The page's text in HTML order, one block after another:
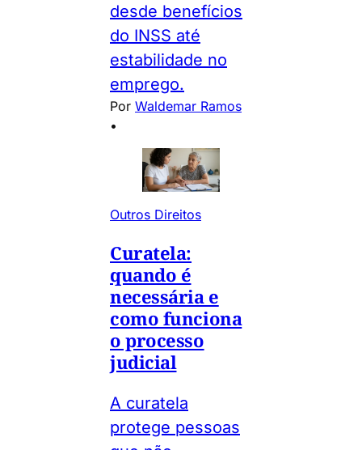
desde benefícios
do INSS até
estabilidade no
emprego.
Por Waldemar Ramos
•
Outros Direitos
Curatela:
quando é
necessária e
como funciona
o processo
judicial
A curatela
protege pessoas